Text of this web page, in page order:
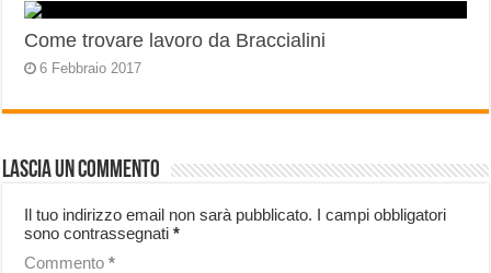
Come trovare lavoro da Braccialini
6 Febbraio 2017
Lascia un commento
Il tuo indirizzo email non sarà pubblicato. I campi obbligatori
sono contrassegnati*
Commento*